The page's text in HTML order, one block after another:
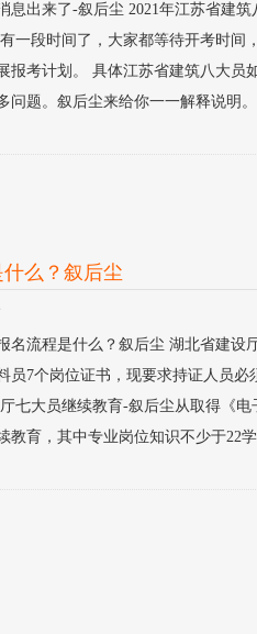
息出来了-叙后尘 2021年江苏省建
一段时间了，大家都等待开考时间
报考计划。 具体江苏省建筑八大员
题。叙后尘来给你一一解释说明
么？叙后尘
名流程是什么？叙后尘 湖北省建设
员7个岗位证书，现要求持证人员必
七大员继续教育-叙后尘从取得《
教育，其中专业岗位知识不少于22